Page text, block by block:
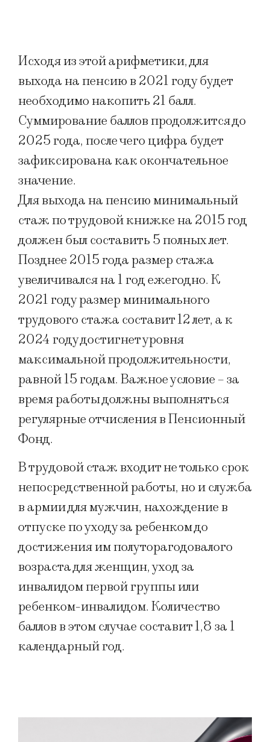
Исходя из этой арифметики, для
выхода на пенсию в 2021 году будет
необходимо накопить 21 балл.
Суммирование баллов продолжится до
2025 года, после чего цифра будет
зафиксирована как окончательное
значение.
Для выхода на пенсию минимальный
стаж по трудовой книжке на 2015 год
должен был составить 5 полных лет.
Позднее 2015 года размер стажа
увеличивался на 1 год ежегодно. К
2021 году размер минимального
трудового стажа составит 12 лет, а к
2024 году достигнет уровня
максимальной продолжительности,
равной 15 годам. Важное условие – за
время работы должны выполняться
регулярные отчисления в Пенсионный
Фонд.
В трудовой стаж входит не только срок
непосредственной работы, но и служба
в армии для мужчин, нахождение в
отпуске по уходу за ребенком до
достижения им полуторагодовалого
возраста для женщин, уход за
инвалидом первой группы или
ребенком-инвалидом. Количество
баллов в этом случае составит 1,8 за 1
календарный год.